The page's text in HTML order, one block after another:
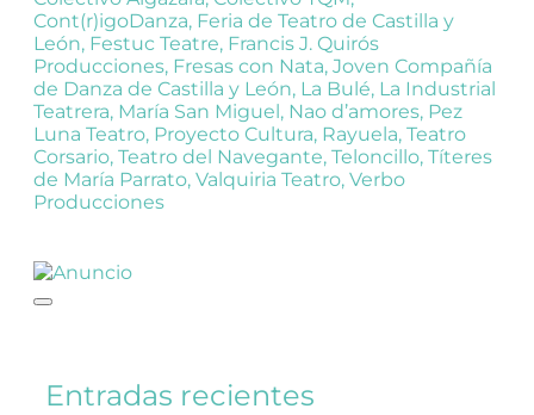
Cont(r)igoDanza, Feria de Teatro de Castilla y
León, Festuc Teatre, Francis J. Quirós
Producciones, Fresas con Nata, Joven Compañía
de Danza de Castilla y León, La Bulé, La Industrial
Teatrera, María San Miguel , Nao d’amores, Pez
Luna Teatro, Proyecto Cultura, Rayuela, Teatro
Corsario, Teatro del Navegante, Teloncillo, Títeres
de María Parrato, Valquiria Teatro, Verbo
Producciones
Entradas recientes